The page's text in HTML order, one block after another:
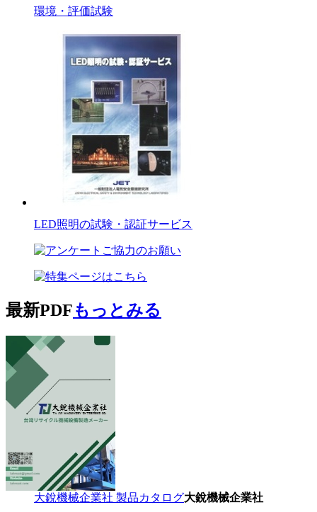
環境・評価試験
LED照明の試験・認証サービス
最新PDFもっとみる
大銳機械企業社 製品カタログ大銳機械企業社